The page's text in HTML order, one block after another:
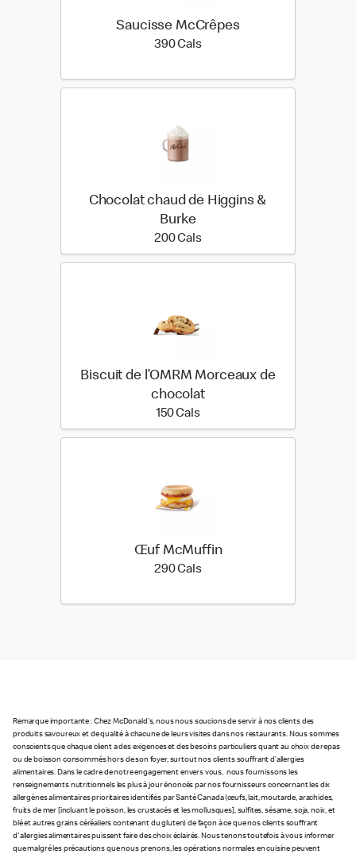
Saucisse McCrêpes
390 Cals390 calories
Chocolat chaud de Higgins &
Burke
200 Cals200 calories
Biscuit de l’OMRM Morceaux de
chocolat
150 Cals150 calories
Œuf McMuffin
290 Cals290 calories
Remarque importante : Chez McDonald's, nous nous soucions de servir à nos clients des
produits savoureux et de qualité à chacune de leurs visites dans nos restaurants. Nous sommes
conscients que chaque client a des exigences et des besoins particuliers quant au choix de repas
ou de boisson consommés hors de son foyer, surtout nos clients souffrant d’allergies
alimentaires. Dans le cadre de notre engagement envers vous, nous fournissons les
renseignements nutritionnels les plus à jour énoncés par nos fournisseurs concernant les dix
allergènes alimentaires prioritaires identifiés par Santé Canada (œufs, lait, moutarde, arachides,
fruits de mer [incluant le poisson, les crustacés et les mollusques], sulfites, sésame, soja, noix, et
blé et autres grains céréaliers contenant du gluten) de façon à ce que nos clients souffrant
d'allergies alimentaires puissent faire des choix éclairés. Nous tenons toutefois à vous informer
que malgré les précautions que nous prenons, les opérations normales en cuisine peuvent